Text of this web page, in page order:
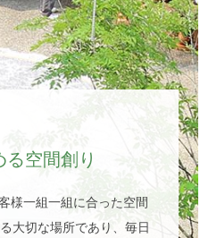
空間創り
様一組一組に合った空間
大切な場所であり、毎日